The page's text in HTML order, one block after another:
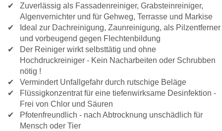
Zuverlässig als Fassadenreiniger, Grabsteinreiniger,
Algenvernichter und für Gehweg, Terrasse und Markise
Ideal zur Dachreinigung, Zaunreinigung, als Pilzentferner
und vorbeugend gegen Flechtenbildung
Der Reiniger wirkt selbsttätig und ohne
Hochdruckreiniger - Kein Nacharbeiten oder Schrubben
nötig !
Vermindert Unfallgefahr durch rutschige Beläge
Flüssigkonzentrat für eine tiefenwirksame Desinfektion -
Frei von Chlor und Säuren
Pfotenfreundlich - nach Abtrocknung unschädlich für
Mensch oder Tier